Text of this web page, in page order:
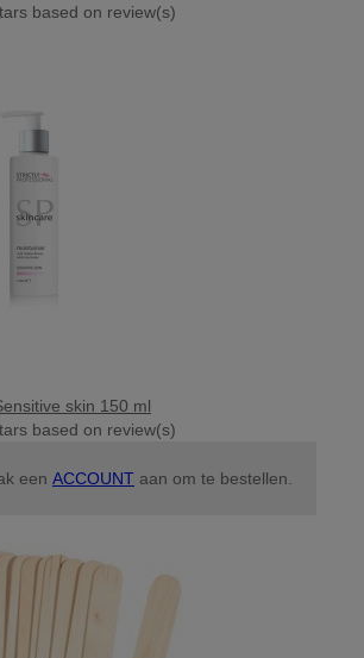
based on review(s)
skin 150 ml
based on review(s)
een ACCOUNT aan om te bestellen.